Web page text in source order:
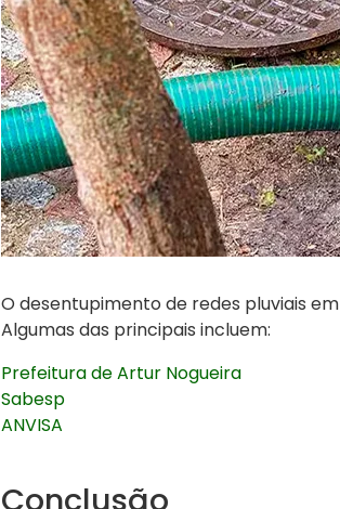
O desentupimento de redes pluviais em
Algumas das principais incluem:
Prefeitura de Artur Nogueira
Sabesp
ANVISA
Conclusão